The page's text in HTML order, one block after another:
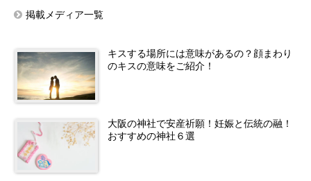
掲載メディア一覧
キスする場所には意味があるの？顔まわり
のキスの意味をご紹介！
大阪の神社で安産祈願！妊娠と伝統の融！
おすすめの神社６選